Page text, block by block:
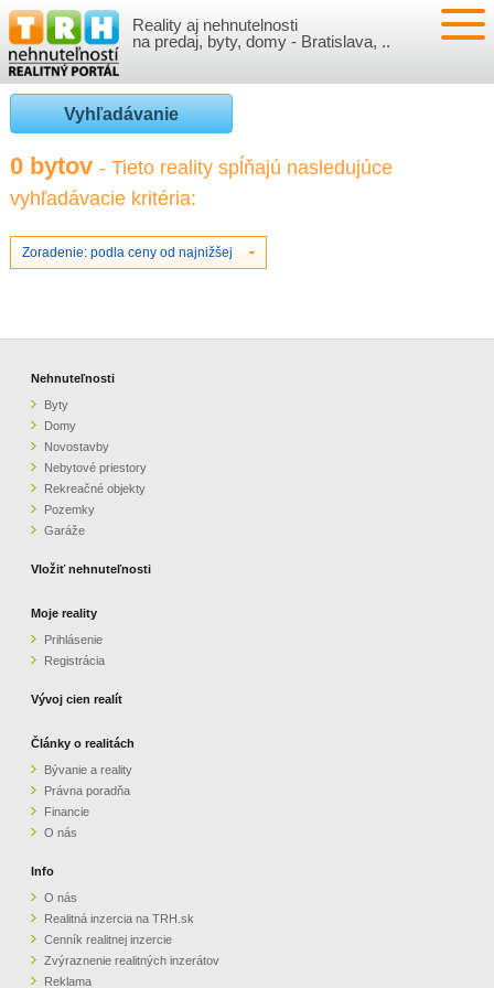
Reality aj nehnutelnosti
na predaj, byty, domy - Bratislava, ..
NEHNUTEĽNOSTI
BYTY
NOVOSTAVBY
NEBYTOVÉ PRIESTORY
GARÁŽE
VLOŽIŤ NEHNUTEĽNOSTI
PRIHLÁSENIE
REGISTRÁCIA
VÝVOJ CIEN REALÍT
ČLÁNKY O REALITÁCH
O NÁS
CENNÍK REALITNEJ INZERCIE
ZVÝRAZNENIE REALITNÝCH INZERÁTOV
PARTNERI
OBCHODNÉ PODMIENKY
KONTAKT
Vyhľadávanie
0 bytov - Tieto reality spĺňajú nasledujúce
vyhľadávacie kritéria:
Zoradenie: podla ceny od najnižšej
Nehnuteľnosti
Byty
Domy
Novostavby
Nebytové priestory
Rekreačné objekty
Pozemky
Garáže
Vložiť nehnuteľnosti
Moje reality
Prihlásenie
Registrácia
Vývoj cien realít
Články o realitách
Bývanie a reality
Právna poradňa
Financie
O nás
Info
O nás
Realitná inzercia na TRH.sk
Cenník realitnej inzercie
Zvýraznenie realitných inzerátov
Reklama